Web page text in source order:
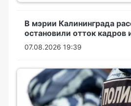
В мэрии Калининграда
остановили отток кадров
07.08.2026 19:39